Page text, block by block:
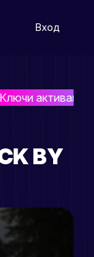
Вход
Ключи активации
BY